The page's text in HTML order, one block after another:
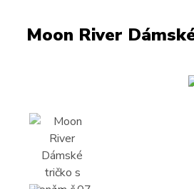
Moon River